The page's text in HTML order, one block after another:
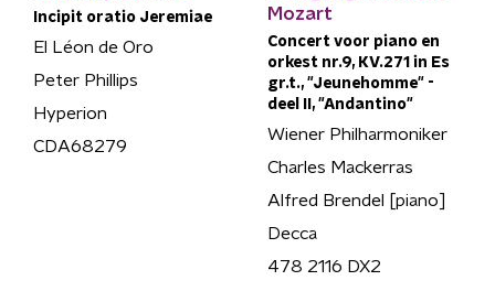
Incipit oratio Jeremiae
El Léon de Oro
Peter Phillips
Hyperion
CDA68279
Mozart
Concert voor piano en
orkest nr.9, KV.271 in Es
gr.t., "Jeunehomme" -
deel II, "Andantino"
Wiener Philharmoniker
Charles Mackerras
Alfred Brendel [piano]
Decca
478 2116 DX2